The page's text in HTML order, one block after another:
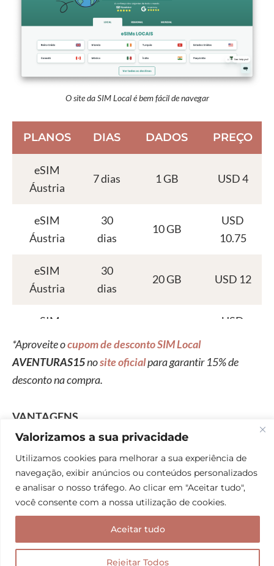
Valorizamos a sua privacidade
Utilizamos cookies para melhorar a sua experiência de
navegação, exibir anúncios ou conteúdos personalizados
e analisar o nosso tráfego. Ao clicar em "Aceitar tudo",
você consente com a nossa utilização de cookies.
Rejeitar Todos
Aceitar tudo
O site da SIM Local é bem fácil de navegar
PLANOS DIAS DADOS PREÇO
eSIM
Áustria
7 dias 1 GB USD 4
eSIM
Áustria
30
dias
10 GB
USD
10.75
eSIM
Áustria
30
dias
20 GB USD 12
eSIM
Europa
USD
*Aproveite ocupom de desconto SIM Local
AVENTURAS15nosite oficialpara garantir 15% de
desconto na compra.
VANTAGENS
Conexão direta com operadoras locais para
melhor desempenho de sinal.
Preços competitivos em comparação a outros
eSIMs internacionais.
Possibilidade de escolher diferentes franquias de
internet e recarregar o plano durante a viagem.
Atendimento ao cliente eficiente e prestativo.